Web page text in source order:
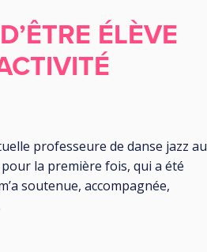
ÉLÈVE
professeure de danse jazz au
la première fois, qui a été
soutenue, accompagnée,